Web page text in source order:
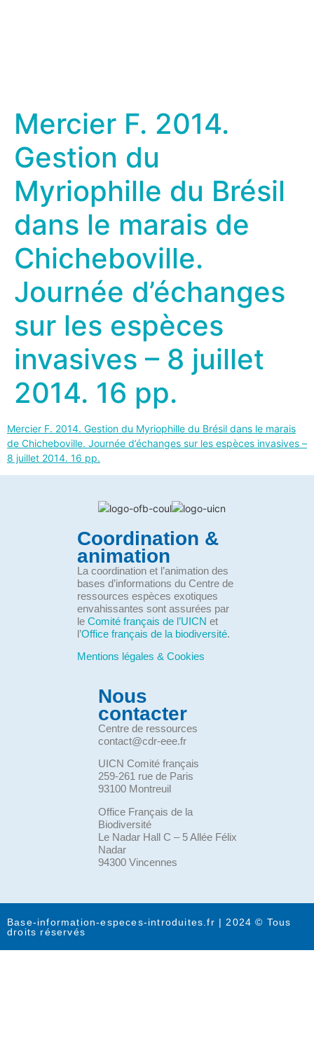
Mercier F. 2014.
Gestion du
Myriophille du Brésil
dans le marais de
Chicheboville.
Journée d’échanges
sur les espèces
invasives – 8 juillet
2014. 16 pp.
Mercier F. 2014. Gestion du Myriophille du Brésil dans le marais
de Chicheboville. Journée d’échanges sur les espèces invasives –
8 juillet 2014. 16 pp.
Coordination &
animation
La coordination et l’animation des
bases d’informations du Centre de
ressources espèces exotiques
envahissantes sont assurées par
le Comité français de l’UICN et
l’Office français de la biodiversité.
Mentions légales & Cookies
Nous
contacter
Centre de ressources
contact@cdr-eee.fr
UICN Comité français
259-261 rue de Paris
93100 Montreuil
Office Français de la
Biodiversité
Le Nadar Hall C – 5 Allée Félix
Nadar
94300 Vincennes
Base-information-especes-introduites.fr | 2024 © Tous
droits réservés